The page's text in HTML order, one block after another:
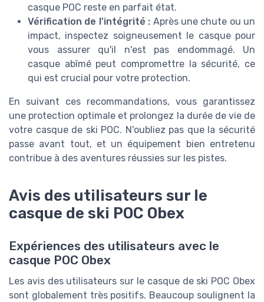
casque POC reste en parfait état.
Vérification de l'intégrité : Après une chute ou un
impact, inspectez soigneusement le casque pour
vous assurer qu'il n'est pas endommagé. Un
casque abîmé peut compromettre la sécurité, ce
qui est crucial pour votre protection.
En suivant ces recommandations, vous garantissez
une protection optimale et prolongez la durée de vie de
votre casque de ski POC. N'oubliez pas que la sécurité
passe avant tout, et un équipement bien entretenu
contribue à des aventures réussies sur les pistes.
Avis des utilisateurs sur le
casque de ski POC Obex
Expériences des utilisateurs avec le
casque POC Obex
Les avis des utilisateurs sur le casque de ski POC Obex
sont globalement très positifs. Beaucoup soulignent la